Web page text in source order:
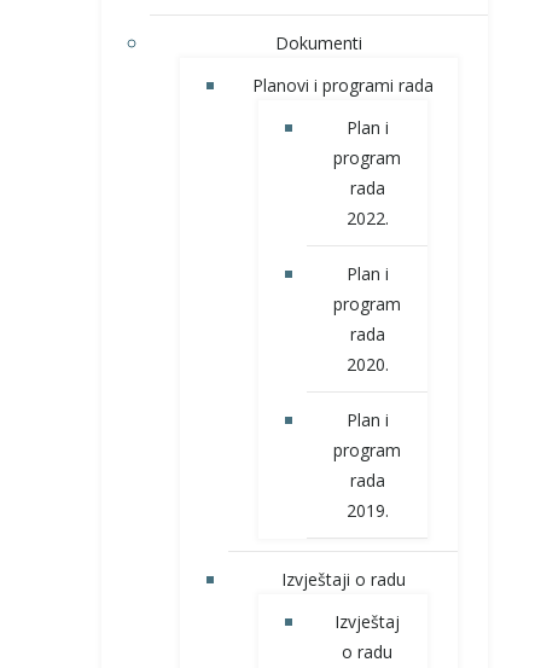
Dokumenti
Planovi i programi rada
Plan i
program
rada
2022.
Plan i
program
rada
2020.
Plan i
program
rada
2019.
Izvještaji o radu
Izvještaj
o radu